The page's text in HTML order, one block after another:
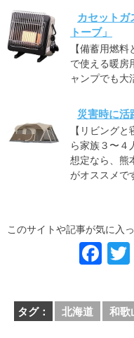
カセットガ
トーブ」
【備蓄用燃
で使える暖房
ャンプでも大
災害時に活
【リビング
ら家族３〜４
想定なら、熊
がオススメで
このサイトや記事が気に入
F
a
c
e
タグ： 北海道 和歌